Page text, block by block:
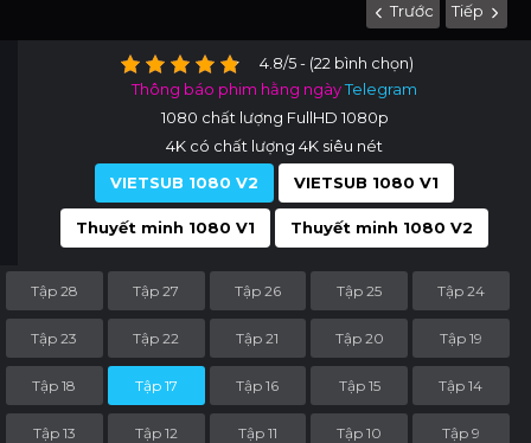
Trước Tiếp
4.8/5 - (22 bình chọn)
Thông báo phim hằng ngàyTelegram
1080 chất lượng FullHD 1080p
4K có chất lượng 4K siêu nét
VIETSUB 1080 V2
VIETSUB 1080 V1
Thuyết minh 1080 V1 Thuyết minh 1080 V2
Tập 28 Tập 27 Tập 26 Tập 25 Tập 24
Tập 23 Tập 22 Tập 21 Tập 20 Tập 19
Tập 18 Tập 17 Tập 16 Tập 15 Tập 14
Tập 13 Tập 12 Tập 11 Tập 10 Tập 9